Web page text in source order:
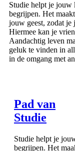
Studie helpt je jouw
begrijpen. Het
jouw geest, zodat je
Hiermee kan je
Aandachtig leven
geluk te vinden in
in de omgang met
Pad van
Studie
Studie helpt je
begrijpen. Het